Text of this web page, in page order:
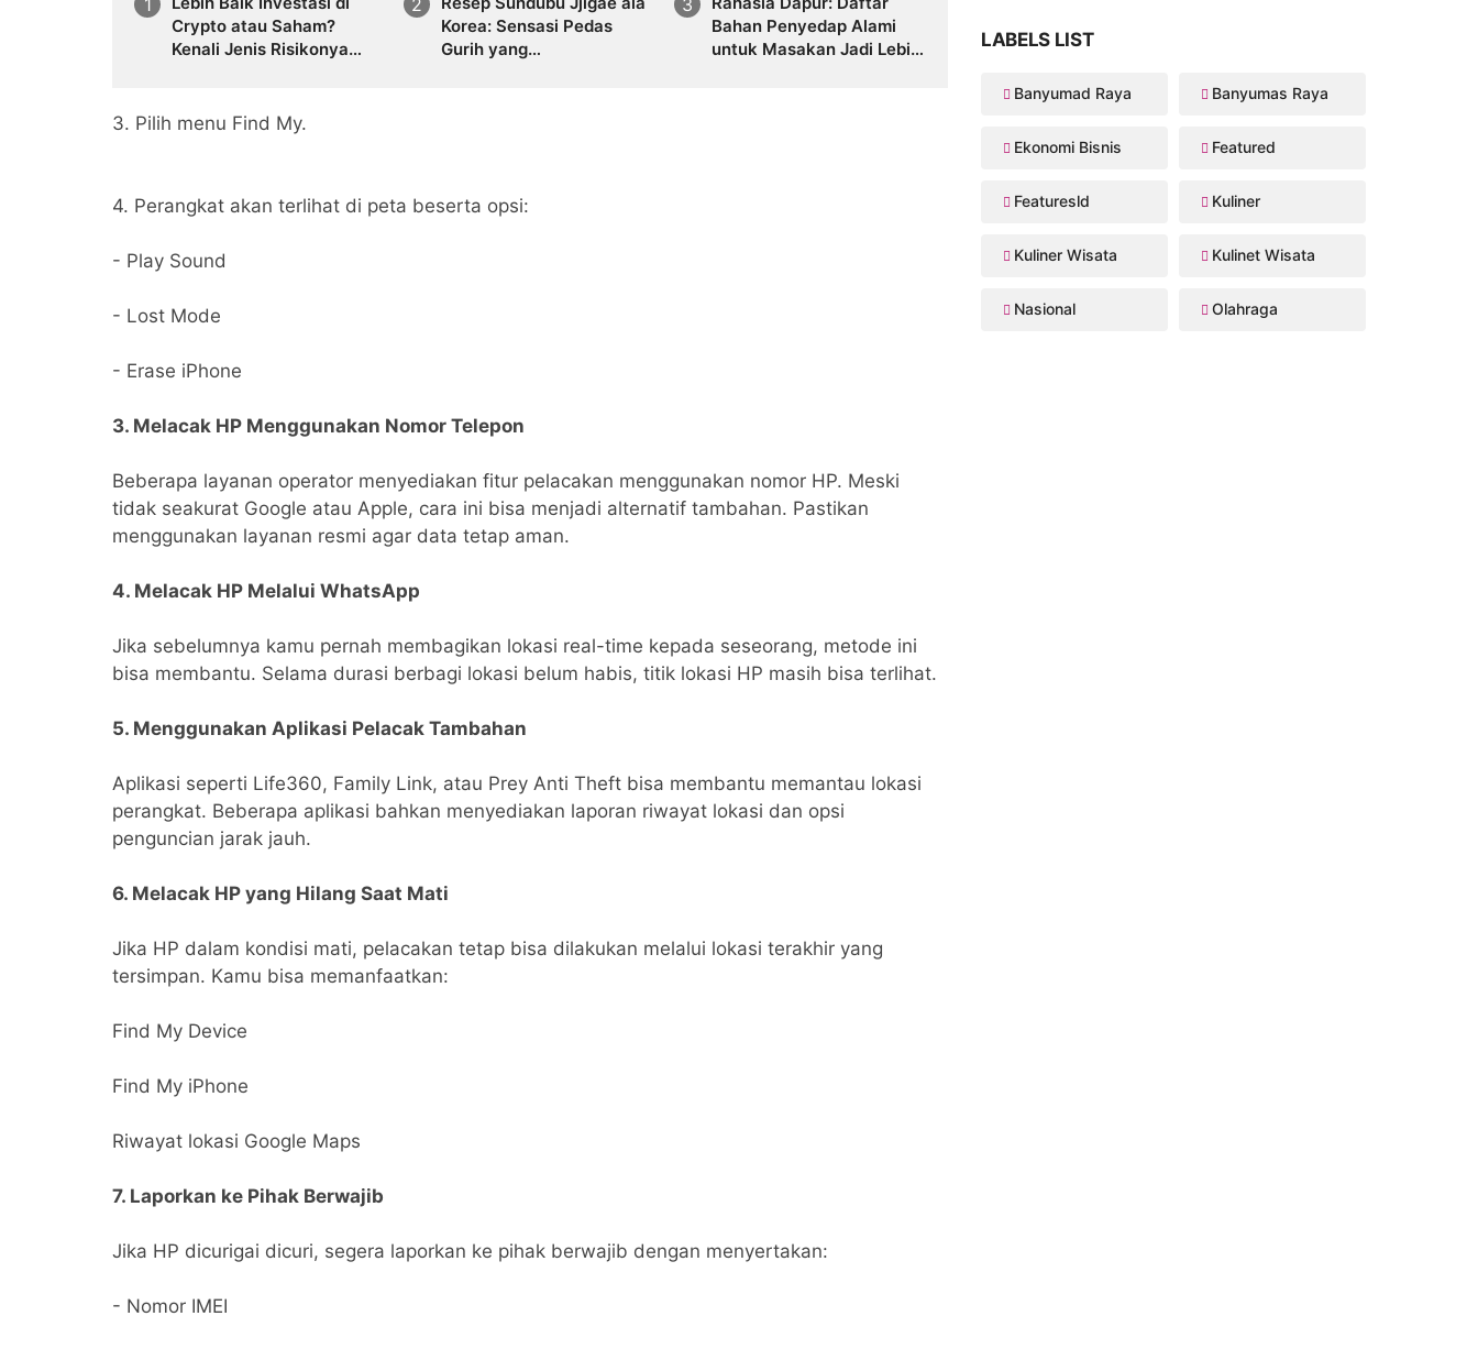
Crypto atau Saham?
Kenali Jenis Risikonya
Korea: Sensasi Pedas
Gurih yang
Bahan Penyedap Alami
untuk Masakan Jadi Lebih
3. Pilih menu Find My.
4. Perangkat akan terlihat di peta beserta opsi:
- Play Sound
- Lost Mode
- Erase iPhone
3. Melacak HP Menggunakan Nomor Telepon
Beberapa layanan operator menyediakan fitur pelacakan menggunakan nomor HP. Meski
tidak seakurat Google atau Apple, cara ini bisa menjadi alternatif tambahan. Pastikan
menggunakan layanan resmi agar data tetap aman.
4. Melacak HP Melalui WhatsApp
Jika sebelumnya kamu pernah membagikan lokasi real-time kepada seseorang, metode ini
bisa membantu. Selama durasi berbagi lokasi belum habis, titik lokasi HP masih bisa terlihat.
5. Menggunakan Aplikasi Pelacak Tambahan
Aplikasi seperti Life360, Family Link, atau Prey Anti Theft bisa membantu memantau lokasi
perangkat. Beberapa aplikasi bahkan menyediakan laporan riwayat lokasi dan opsi
penguncian jarak jauh.
6. Melacak HP yang Hilang Saat Mati
Jika HP dalam kondisi mati, pelacakan tetap bisa dilakukan melalui lokasi terakhir yang
tersimpan. Kamu bisa memanfaatkan:
Find My Device
Find My iPhone
Riwayat lokasi Google Maps
7. Laporkan ke Pihak Berwajib
Jika HP dicurigai dicuri, segera laporkan ke pihak berwajib dengan menyertakan:
- Nomor IMEI
LABELS LIST
Banyumad Raya Banyumas Raya
Ekonomi Bisnis Featured
Featuresld Kuliner
Kuliner Wisata Kulinet Wisata
Nasional Olahraga